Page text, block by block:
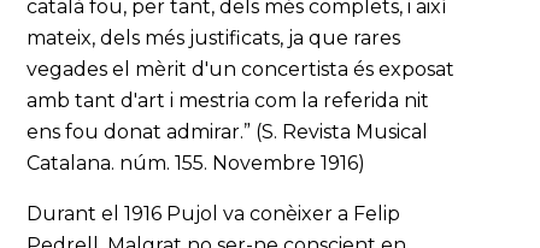
català fou, per tant, dels més complets, i així
mateix, dels més justificats, ja que rares
vegades el mèrit d'un concertista és exposat
amb tant d'art i mestria com la referida nit
ens fou donat admirar.” (S. Revista Musical
Catalana. núm. 155. Novembre 1916)
Durant el 1916 Pujol va conèixer a Felip